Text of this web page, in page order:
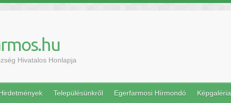
Hivatalos Honlapja
Településünkről Egerfarmosi Hírmondó Képgaléria